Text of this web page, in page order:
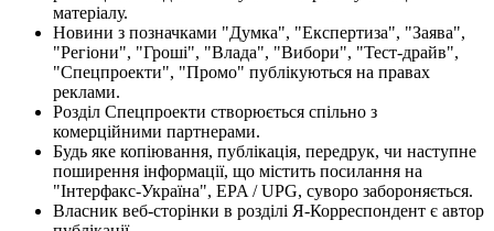
матеріалу.
Новини з позначками "Думка", "Експертиза", "Заява",
"Регіони", "Гроші", "Влада", "Вибори", "Тест-драйв",
"Спецпроекти", "Промо" публікуються на правах
реклами.
Розділ Спецпроекти створюється спільно з
комерційними партнерами.
Будь яке копіювання, публікація, передрук, чи наступне
поширення інформації, що містить посилання на
"Інтерфакс-Україна", EPA / UPG, суворо забороняється.
Власник веб-сторінки в розділі Я-Корреспондент є автор